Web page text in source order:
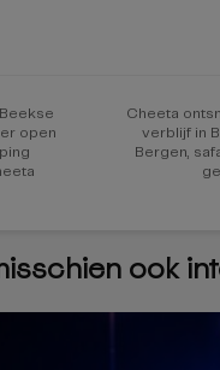
open
Cheeta
verblijf in
Bergen,
ook